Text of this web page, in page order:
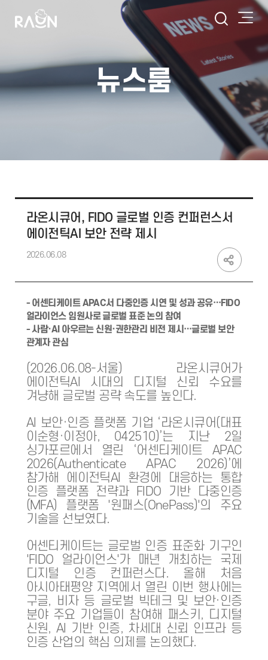
뉴스룸
라온시큐어, FIDO 글로벌 인증 컨퍼런스서
에이전틱AI 보안 전략 제시
2026.06.08
- 어센티케이트 APAC서 다중인증 시연 및 성과 공유…FIDO
얼라이언스 임원사로 글로벌 표준 논의 참여
- 사람·AI 아우르는 신원·권한관리 비전 제시…글로벌 보안
관계자 관심
(2026.06.08-서울) 라온시큐어가
에이전틱AI 시대의 디지털 신뢰 수요를
겨냥해 글로벌 공략 속도를 높인다.
AI 보안·인증 플랫폼 기업 ‘라온시큐어(대표
이순형·이정아, 042510)’는 지난 2일
싱가포르에서 열린 ‘어센티케이트 APAC
2026(Authenticate APAC 2026)’에
참가해 에이전틱AI 환경에 대응하는 통합
인증 플랫폼 전략과 FIDO 기반 다중인증
(MFA) 플랫폼 '원패스(OnePass)'의 주요
기술을 선보였다.
어센티케이트는 글로벌 인증 표준화 기구인
'FIDO 얼라이언스'가 매년 개최하는 국제
디지털 인증 컨퍼런스다. 올해 처음
아시아태평양 지역에서 열린 이번 행사에는
구글, 비자 등 글로벌 빅테크 및 보안·인증
분야 주요 기업들이 참여해 패스키, 디지털
신원, AI 기반 인증, 차세대 신뢰 인프라 등
인증 산업의 핵심 의제를 논의했다.